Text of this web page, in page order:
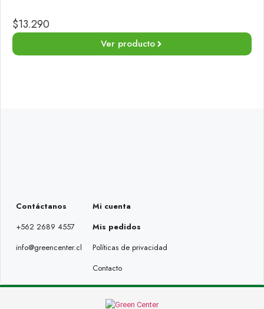
$13.290
Ver producto
Contáctanos
+562 2689 4557
info@greencenter.cl
Mi cuenta
Mis pedidos
Políticas de privacidad
Contacto